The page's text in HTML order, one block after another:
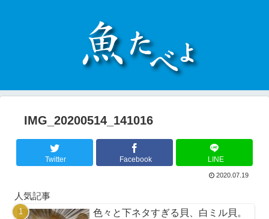
IMG_20200514_141016
Twitter Facebook LINE
2020.07.19
人気記事
色々と下ネタすぎる貝、白ミル貝。